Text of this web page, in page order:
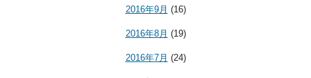
2016年9月 (16)
2016年8月 (19)
2016年7月 (24)